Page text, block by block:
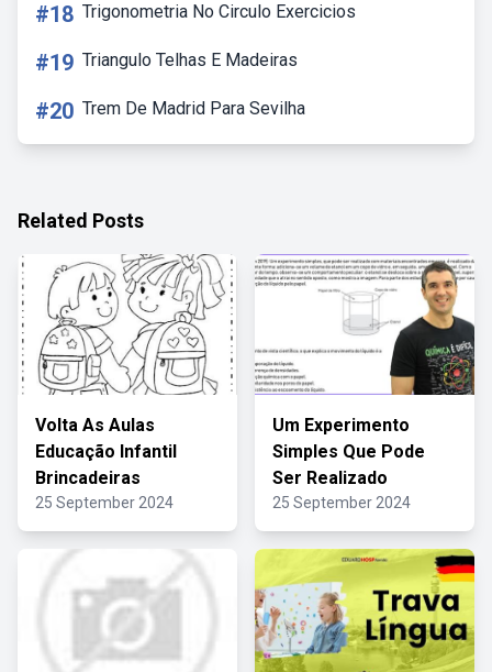
#18 Trigonometria No Circulo Exercicios
#19 Triangulo Telhas E Madeiras
#20 Trem De Madrid Para Sevilha
Related Posts
Volta As Aulas
Educação Infantil
Brincadeiras
25 September 2024
Um Experimento
Simples Que Pode
Ser Realizado
25 September 2024